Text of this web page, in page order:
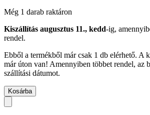
Még 1 darab raktáron
Kiszállítás augusztus 11., kedd-ig,
rendel.
Ebből a termékből már csak 1 db elérhető. A
már úton van! Amennyiben többet rendel, az
szállítási dátumot.
Kosárba